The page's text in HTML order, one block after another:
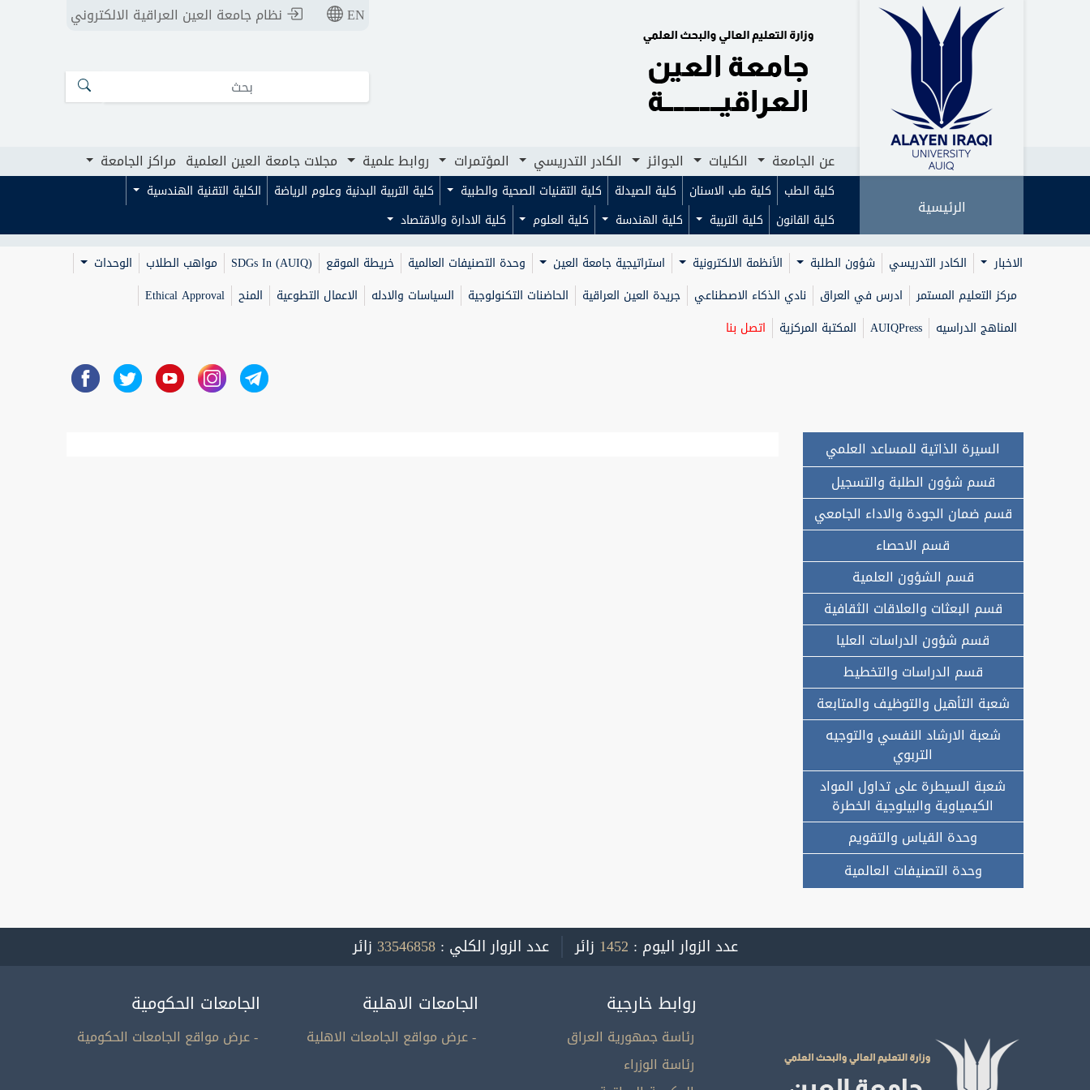
الرئيسية الكليات الجوائز الكادر التدريسي مجلات جامعة العين العلمية مراكز الجامعة
EN نظام جامعة العين العراقية الالكتروني
عن الجامعة الكليات الجوائز الكادر التدريسي المؤتمرات روابط علمية مجلات جامعة العين العلمية مراكز الجامعة
الرئيسية
كلية الطب كلية طب الاسنان كلية الصيدلة كلية التقنيات الصحية والطبية كلية التربية البدنية وعلوم الرياضة
الكلية التقنية الهندسية
كلية القانون
كلية التربية كلية الهندسة كلية العلوم
كلية الادارة والاقتصاد
الاخبار
الكادر التدريسي شؤون الطلبة الأنظمة الالكترونية استراتيجية جامعة العين وحدة التصنيفات العالمية خريطة الموقع SDGs In (AUIQ) مواهب الطلاب
الوحدات
مركز التعليم المستمر
ادرس في العراق نادي الذكاء الاصطناعي جريدة العين العراقية الحاضنات التكنولوجية السياسات والادله الاعمال التطوعية المنح
Ethical Approval
المناهج الدراسيه
AUIQPress المكتبة المركزية اتصل بنا
السيرة الذاتية للمساعد العلمي
قسم شؤون الطلبة والتسجيل
قسم ضمان الجودة والاداء الجامعي
قسم الاحصاء
قسم الشؤون العلمية
قسم البعثات والعلاقات الثقافية
قسم شؤون الدراسات العليا
قسم الدراسات والتخطيط
شعبة التأهيل والتوظيف والمتابعة
شعبة الارشاد النفسي والتوجيه
التربوي
شعبة السيطرة على تداول المواد
الكيمياوية والبيلوجية الخطرة
وحدة القياس والتقويم
وحدة التصنيفات العالمية
عدد الزوار اليوم : 1452 زائر عدد الزوار الكلي :33546858 زائر
روابط خارجية
رئاسة جمهورية العراق
رئاسة الوزراء
الجامعات الاهلية
- عرض مواقع الجامعات الاهلية
الجامعات الحكومية
- عرض مواقع الجامعات الحكومية